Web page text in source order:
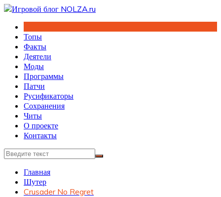
Перейти
содержимому
Топы
Факты
Деятели
Моды
Программы
Патчи
Русификаторы
Сохранения
Читы
О проекте
Контакты
Главная
Шутер
Crusader No Regret